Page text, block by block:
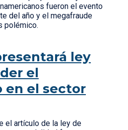
fueron el evento
del año y el megafraude
polémico.
ley
el
en el sector
el artículo de la ley de